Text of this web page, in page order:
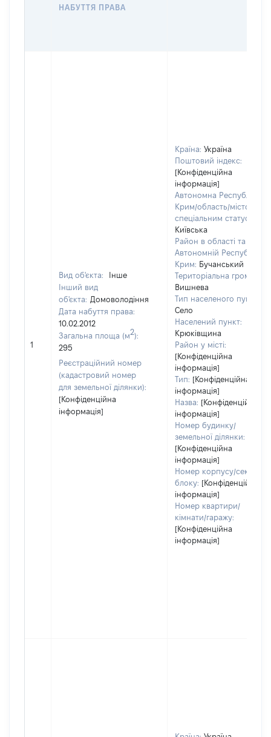
НАБУТТЯ ПРАВА
1
Вид об'єкта:
Інше
Інший вид
об'єкта: Домоволодіння
Дата набуття права:
10.02.2012
Загальна площа (м2):
295
Реєстраційний номер
(кадастровий номер
для земельної ділянки):
[Конфіденційна
інформація]
Країна: Україна
Поштовий індекс:
[Конфіденційна
інформація]
Автономна Республіка
Крим/область/місто зі
спеціальним статусом:
Київська
Район в області та
Автономній Республіці
Крим: Бучанський
Територіальна громада:
Вишнева
Тип населеного пункту:
Село
Населений пункт:
Крюківщина
Район у місті:
[Конфіденційна
інформація]
Тип: [Конфіденційна
інформація]
Назва: [Конфіденційна
інформація]
Номер будинку/
земельної ділянки:
[Конфіденційна
інформація]
Номер корпусу/секції/
блоку: [Конфіденційна
інформація]
Номер квартири/
кімнати/гаражу:
[Конфіденційна
інформація]